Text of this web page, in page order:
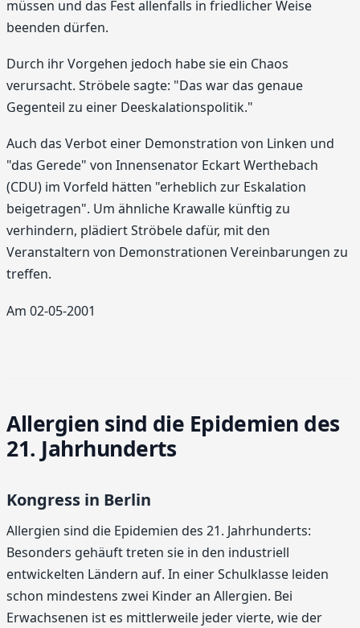
müssen und das Fest allenfalls in friedlicher Weise
beenden dürfen.
Durch ihr Vorgehen jedoch habe sie ein Chaos
verursacht. Ströbele sagte: "Das war das genaue
Gegenteil zu einer Deeskalationspolitik."
Auch das Verbot einer Demonstration von Linken und
"das Gerede" von Innensenator Eckart Werthebach
(CDU) im Vorfeld hätten "erheblich zur Eskalation
beigetragen". Um ähnliche Krawalle künftig zu
verhindern, plädiert Ströbele dafür, mit den
Veranstaltern von Demonstrationen Vereinbarungen zu
treffen.
Am 02-05-2001
Allergien sind die Epidemien des
21. Jahrhunderts
Kongress in Berlin
Allergien sind die Epidemien des 21. Jahrhunderts:
Besonders gehäuft treten sie in den industriell
entwickelten Ländern auf. In einer Schulklasse leiden
schon mindestens zwei Kinder an Allergien. Bei
Erwachsenen ist es mittlerweile jeder vierte, wie der